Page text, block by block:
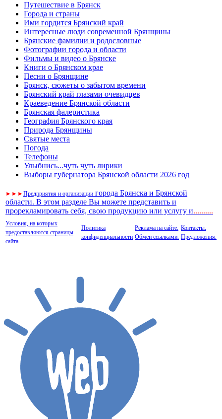
Путешествие в Брянск
Города и страны
Ими гордится Брянский край
Интересные люди современной Брянщины
Брянские фамилии и родословные
Фотографии города и области
Фильмы и видео о Брянске
Книги о Брянском крае
Песни о Брянщине
Брянск, сюжеты о забытом времени
Брянский край глазами очевидцев
Краеведение Брянской области
Брянская фалеристика
География Брянского края
Природа Брянщины
Святые места
Погода
Телефоны
Улыбнись...чуть чуть лирики
Выборы губернатора Брянской области 2026 год
► ► ►Предприятия и организации города Брянска и Брянской
области. В этом разделе Вы можете представить и
прорекламировать себя, свою продукцию или услугу и..........
Условия, на которых
предоставляются страницы
сайта.
Политика
конфиденциальности
Реклама на сайте.
Обмен ссылками.
Контакты.
Предложения.